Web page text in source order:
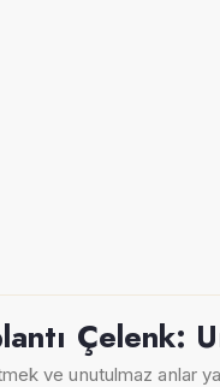
Çelenk:
ve unutulmaz anlar